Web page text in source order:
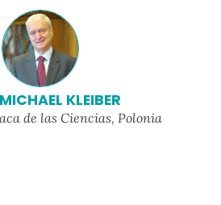
KLEIBER
de las Ciencias, Polonia